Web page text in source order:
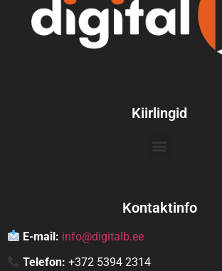
Kiirlingid
Kontaktinfo
E-mail: info@digitalb.ee
Telefon: +372 5394 2314